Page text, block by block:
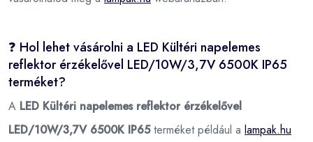
❓ Hol lehet vásárolni a LED Kültéri napelemes
reflektor érzékelővel LED/10W/3,7V 6500K IP65
terméket?
A LED Kültéri napelemes reflektor érzékelővel
LED/10W/3,7V 6500K IP65terméket például a lampak.hu